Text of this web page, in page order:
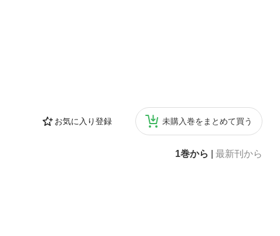
お気に入り登録 未購入巻をまとめて買う
1巻から 最新刊から